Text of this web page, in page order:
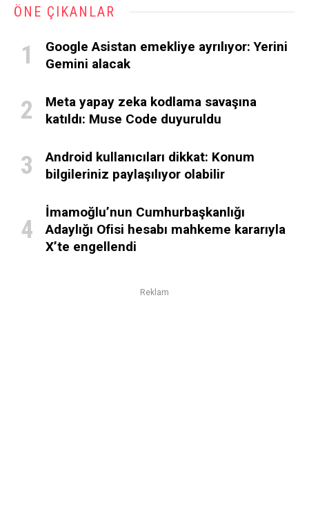
ÖNE ÇIKANLAR
Google Asistan emekliye ayrılıyor: Yerini
Gemini alacak
Meta yapay zeka kodlama savaşına
katıldı: Muse Code duyuruldu
Android kullanıcıları dikkat: Konum
bilgileriniz paylaşılıyor olabilir
İmamoğlu’nun Cumhurbaşkanlığı
Adaylığı Ofisi hesabı mahkeme kararıyla
X’te engellendi
Reklam